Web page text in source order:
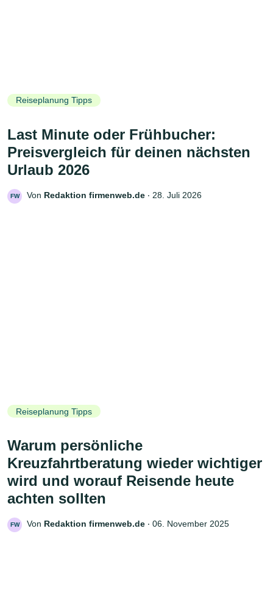
Reiseplanung Tipps
Last Minute oder Frühbucher:
Preisvergleich für deinen nächsten
Urlaub 2026
FW Von Redaktion firmenweb.de ‧ 28. Juli 2026
Reiseplanung Tipps
Warum persönliche
Kreuzfahrtberatung wieder wichtiger
wird und worauf Reisende heute
achten sollten
FW Von Redaktion firmenweb.de ‧ 06. November 2025